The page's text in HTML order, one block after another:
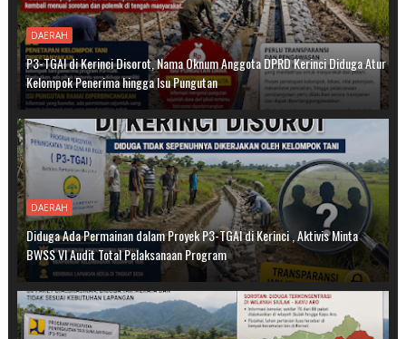
DAERAH
P3-TGAI di Kerinci Disorot, Nama Oknum Anggota DPRD Kerinci Diduga Atur
Kelompok Penerima hingga Isu Pungutan
DAERAH
Diduga Ada Permainan dalam Proyek P3-TGAI di Kerinci , Aktivis Minta
BWSS VI Audit Total Pelaksanaan Program